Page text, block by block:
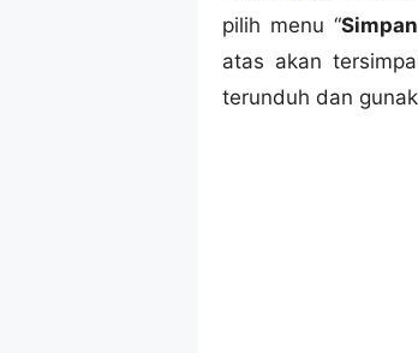
pilih menu “
atas akan
terunduh dan